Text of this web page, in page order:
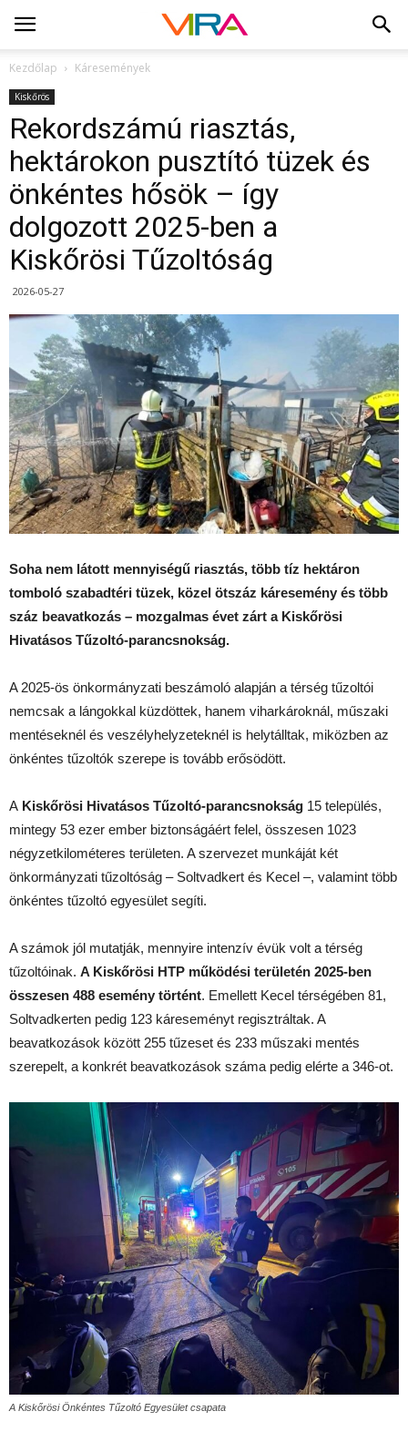
Kezdőlap Káresemények
Kiskőrös
Rekordszámú riasztás,
hektárokon pusztító tüzek és
önkéntes hősök – így
dolgozott 2025-ben a
Kiskőrösi Tűzoltóság
2026-05-27
Soha nem látott mennyiségű riasztás, több tíz hektáron
tomboló szabadtéri tüzek, közel ötszáz káresemény és több
száz beavatkozás – mozgalmas évet zárt a Kiskőrösi
Hivatásos Tűzoltó-parancsnokság.
A 2025-ös önkormányzati beszámoló alapján a térség tűzoltói
nemcsak a lángokkal küzdöttek, hanem viharkároknál, műszaki
mentéseknél és veszélyhelyzeteknél is helytálltak, miközben az
önkéntes tűzoltók szerepe is tovább erősödött.
A Kiskőrösi Hivatásos Tűzoltó-parancsnokság 15 település,
mintegy 53 ezer ember biztonságáért felel, összesen 1023
négyzetkilométeres területen. A szervezet munkáját két
önkormányzati tűzoltóság – Soltvadkert és Kecel –, valamint több
önkéntes tűzoltó egyesület segíti.
A számok jól mutatják, mennyire intenzív évük volt a térség
tűzoltóinak. A Kiskőrösi HTP működési területén 2025-ben
összesen 488 esemény történt. Emellett Kecel térségében 81,
Soltvadkerten pedig 123 káreseményt regisztráltak. A
beavatkozások között 255 tűzeset és 233 műszaki mentés
szerepelt, a konkrét beavatkozások száma pedig elérte a 346-ot.
A Kiskőrösi Önkéntes Tűzoltó Egyesület csapata